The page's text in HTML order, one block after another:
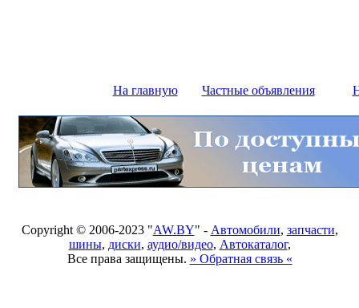
На главную Частные объявления
Copyright © 2006-2023 "AW.BY" - Автомобили, запчасти,
шины, диски, аудио/видео, Автокаталог,
Все права защищены. » Обратная связь «